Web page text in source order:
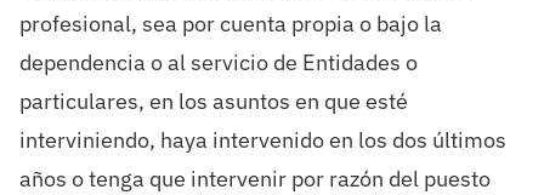
profesional, sea por cuenta propia o bajo la
dependencia o al servicio de Entidades o
particulares, en los asuntos en que esté
interviniendo, haya intervenido en los dos últimos
años o tenga que intervenir por razón del puesto